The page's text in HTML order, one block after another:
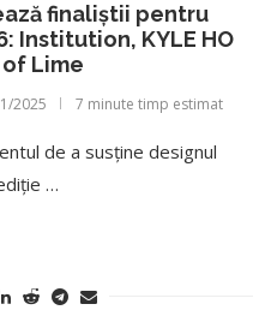
finaliștii pentru
Institution, KYLE HO
Lime
2025 7 minute timp estimat
de a susține designul
…